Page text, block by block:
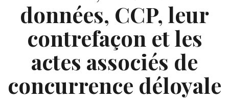
données, CCP, leur
contrefaçon et les
actes associés de
concurrence déloyale